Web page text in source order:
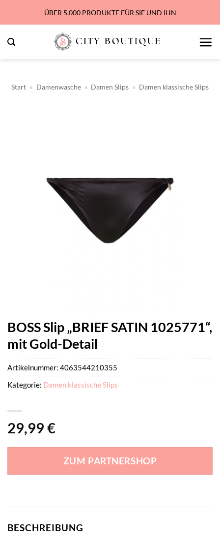
springen
ÜBER 5.000 PRODUKTE FÜR SIE UND IHN
Start » Damenwäsche » Damen Slips » Damen klassische Slips
BOSS Slip „BRIEF SATIN 1025771“,
mit Gold-Detail
29,99 €
ZUM PARTNERSHOP
Artikelnummer: 4063544210355
Kategorie: Damen klassische Slips
BESCHREIBUNG